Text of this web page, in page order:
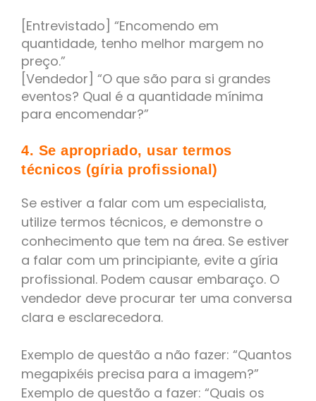
[Entrevistado] “Encomendo em
quantidade, tenho melhor margem no
preço.”
[Vendedor] “O que são para si grandes
eventos? Qual é a quantidade mínima
para encomendar?”
4. Se apropriado, usar termos
técnicos (gíria profissional)
Se estiver a falar com um especialista,
utilize termos técnicos, e demonstre o
conhecimento que tem na área. Se estiver
a falar com um principiante, evite a gíria
profissional. Podem causar embaraço. O
vendedor deve procurar ter uma conversa
clara e esclarecedora.
Exemplo de questão a não fazer: “Quantos
megapixéis precisa para a imagem?”
Exemplo de questão a fazer: “Quais os